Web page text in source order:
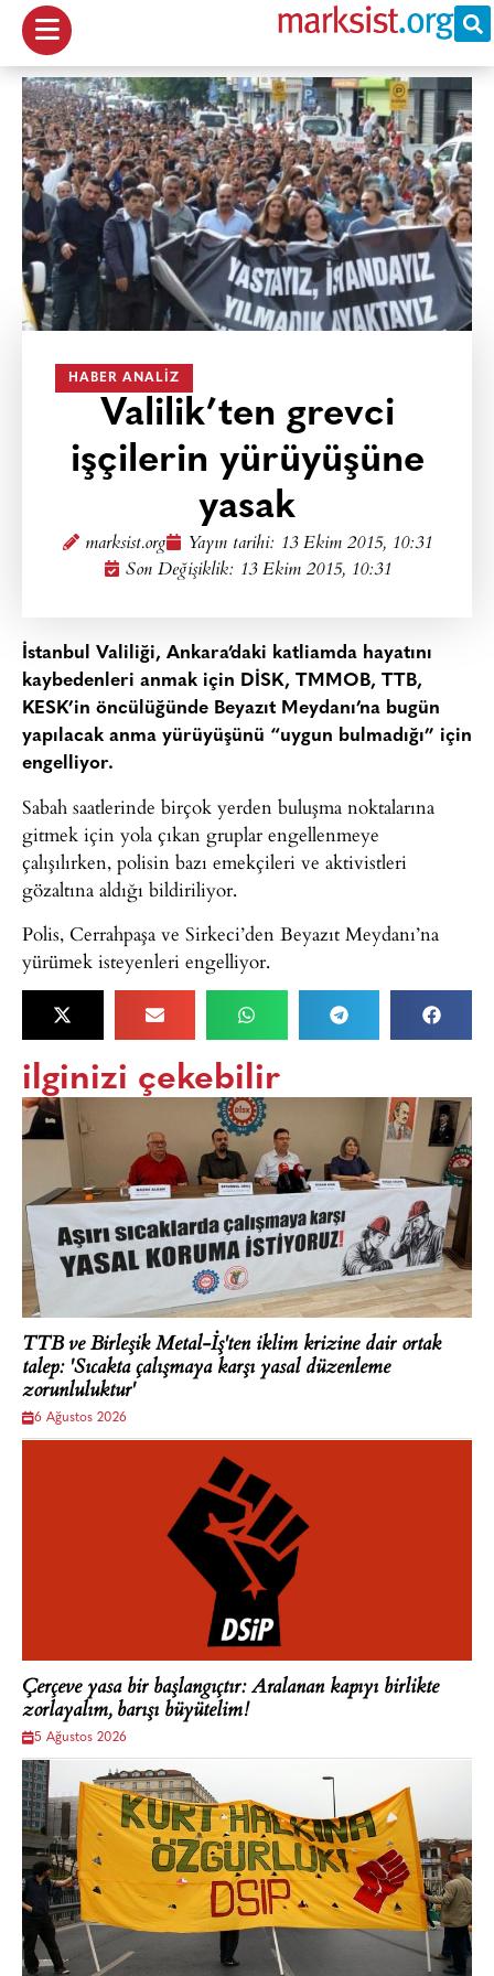
HABER ANALIZ
Valilik’ten grevci
işçilerin yürüyüşüne
yasak
marksist.org Yayın tarihi: 13 Ekim 2015, 10:31
Son Değişiklik: 13 Ekim 2015, 10:31
İstanbul Valiliği, Ankara’daki katliamda hayatını
kaybedenleri anmak için DİSK, TMMOB, TTB,
KESK’in öncülüğünde Beyazıt Meydanı’na bugün
yapılacak anma yürüyüşünü “uygun bulmadığı” için
engelliyor.
Sabah saatlerinde birçok yerden buluşma noktalarına
gitmek için yola çıkan gruplar engellenmeye
çalışılırken, polisin bazı emekçileri ve aktivistleri
gözaltına aldığı bildiriliyor.
Polis, Cerrahpaşa ve Sirkeci’den Beyazıt Meydanı’na
yürümek isteyenleri engelliyor.
ilginizi çekebilir
TTB ve Birleşik Metal-İş'ten iklim krizine dair ortak
talep: 'Sıcakta çalışmaya karşı yasal düzenleme
zorunluluktur'
6 Ağustos 2026
Çerçeve yasa bir başlangıçtır: Aralanan kapıyı birlikte
zorlayalım, barışı büyütelim!
5 Ağustos 2026